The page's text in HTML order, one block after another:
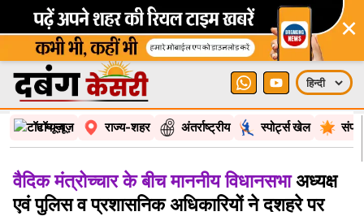
×
टॉप न्यूज़ राज्य-शहर अंतर्राष्ट्रीय स्पोर्ट्स खेल
वैदिक मंत्रोच्चार के बीच माननीय विधानसभाअध्यक्ष
एवं पुलिस व प्रशासनिक अधिकारियों ने दशहरे पर